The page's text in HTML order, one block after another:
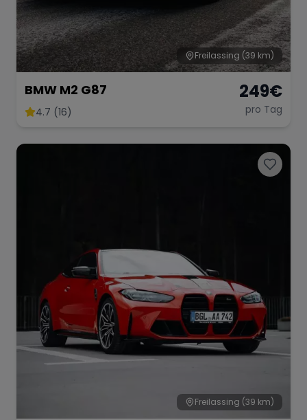
Freilassing (39 km)
BMW M2 G87
4.7 (16)
249€
pro Tag
Freilassing (39 km)